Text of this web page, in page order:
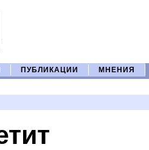
ПУБЛИКАЦИИ МНЕНИЯ